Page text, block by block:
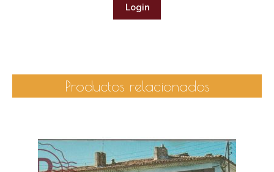
Login
Productos relacionados